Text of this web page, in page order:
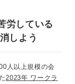
労している
しよう
人以上規模の会
2023年 ワークラ